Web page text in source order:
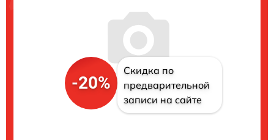
-20%
Скидка по
предварительной
записи на сайте